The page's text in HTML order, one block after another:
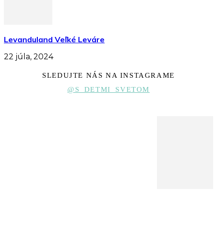
Levanduland Veľké Leváre
22 júla, 2024
SLEDUJTE NÁS NA INSTAGRAME
@S_DETMI_SVETOM